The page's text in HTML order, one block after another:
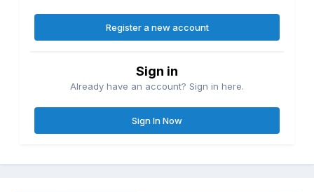
Register a new account
Sign in
Already have an account? Sign in here.
Sign In Now